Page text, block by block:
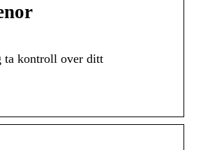
ta kontroll over ditt